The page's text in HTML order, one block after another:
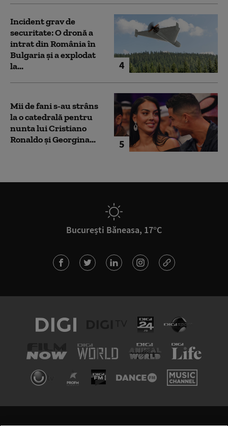
4
Incident grav de
securitate: O dronă a
intrat din România în
Bulgaria şi a explodat
la...
5
Mii de fani s-au strâns
la o catedrală pentru
nunta lui Cristiano
Ronaldo şi Georgina...
București Băneasa, 17°C